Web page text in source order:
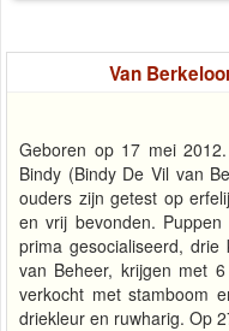
Van
Geboren op 17 mei
Bindy (Bindy De Vil van
ouders zijn getest op
en vrij bevonden.
prima gesocialiseerd,
van Beheer, krijgen met
verkocht met stamboom
driekleur en ruwharig. Op